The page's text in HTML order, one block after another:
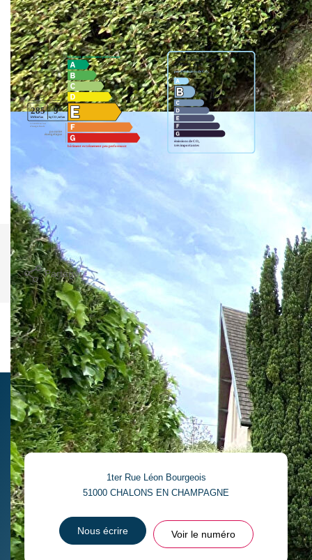
Diagnostics énergétiques
Montant estimé des dépenses annuelles d'énergie pour un
usage standard entre 3140€ et 4300€. indexées aux années
2021,2022 et 2023 (abonnement compris).
Imprimer
Partager
Ce bien est soumis à un diagnostic ERP (État
des Risques et Pollutions). Pour en savoir plus,
rendez-vous surhttps://www.georisques.gouv.fr/
1ter Rue Léon Bourgeois
51000 CHALONS EN CHAMPAGNE
Nous écrire Voir le numéro